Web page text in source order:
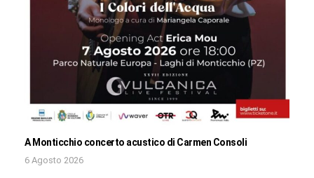
A Monticchio concerto acustico di Carmen Consoli
6 Agosto 2026